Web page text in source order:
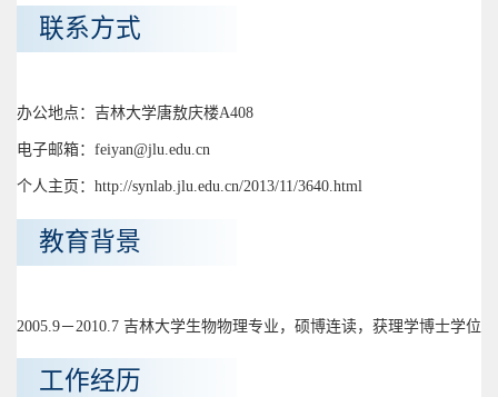
联系方式
办公地点：吉林大学唐敖庆楼A408
电子邮箱：feiyan@jlu.edu.cn
个人主页：http://synlab.jlu.edu.cn/2013/11/3640.html
教育背景
2005.9－2010.7 吉林大学生物物理专业，硕博连读，获理学博士学位
工作经历